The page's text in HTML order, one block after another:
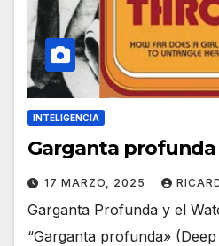
INTELIGENCIA
Garganta profunda
17 MARZO, 2025
Garganta Profunda y el
“Garganta profunda»